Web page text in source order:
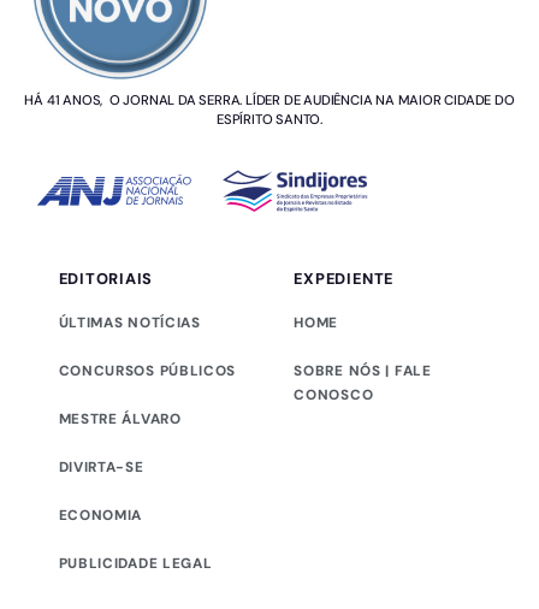
Este site utiliza cookies para melhorar sua experiência de
HÁ 41 ANOS, O JORNAL DA SERRA. LÍDER DE AUDIÊNCIA NA MAIOR CIDADE DO
ESPÍRITO SANTO.
EDITORIAIS
ÚLTIMAS NOTÍCIAS
CONCURSOS PÚBLICOS
MESTRE ÁLVARO
DIVIRTA-SE
ECONOMIA
PUBLICIDADE LEGAL
EXPEDIENTE
HOME
SOBRE NÓS | FALE
CONOSCO